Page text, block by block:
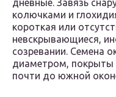
дневные. Завязь
колючками и
короткая или
невскрывающиеся,
созревании. Семена
диаметром, покрыты
почти до южной